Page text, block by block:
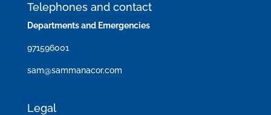
Telephones and contact
Departments and Emergencies
971596001
sam@sammanacor.com
Legal